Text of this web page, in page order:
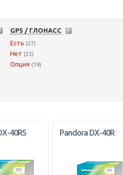
GPS / ГЛОНАСС
Есть (27)
Нет (23)
Опция (19)
40RS Pandora DX-40R